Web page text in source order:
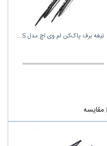
تیغه برف پاک‌کن ام وی اچ مدل S
مقایسه